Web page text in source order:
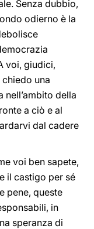
Senza dubbio,
odierno è la
voi, giudici,
una
della
a ciò e al
dal cadere
voi ben sapete,
il castigo per sé
pene, queste
in
speranza di